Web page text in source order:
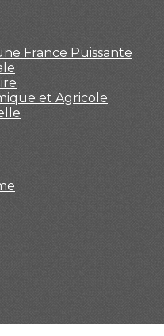
France Puissante
et Agricole